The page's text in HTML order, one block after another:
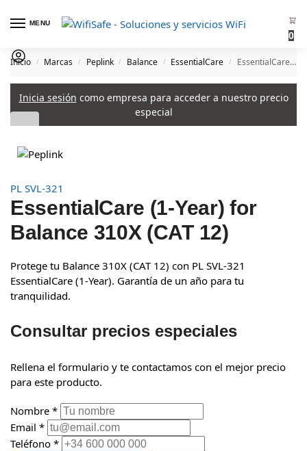
MENU
0
Inicio / Marcas / Peplink / Balance / EssentialCare / EssentialCare (1-Year) for Balance 310X (CAT 12)
Inicia sesión como empresa para acceder a nuestro precio
especial
PL SVL-321
EssentialCare (1-Year) for
Balance 310X (CAT 12)
Protege tu Balance 310X (CAT 12) con PL SVL-321
EssentialCare (1-Year). Garantía de un año para tu
tranquilidad.
Consultar precios especiales
Rellena el formulario y te contactamos con el mejor precio
para este producto.
Nombre *
Email *
Teléfono *